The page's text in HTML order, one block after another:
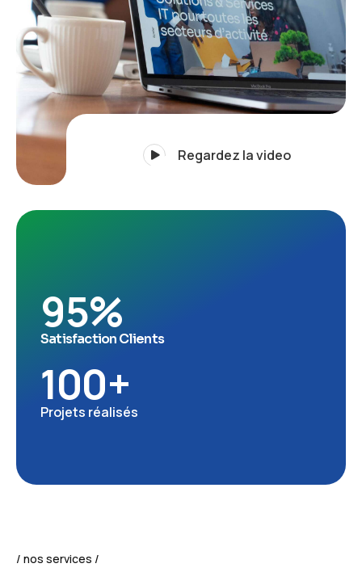
Regardez la video
Satisfaction Clients
95%
Projets réalisés
100+
nos services